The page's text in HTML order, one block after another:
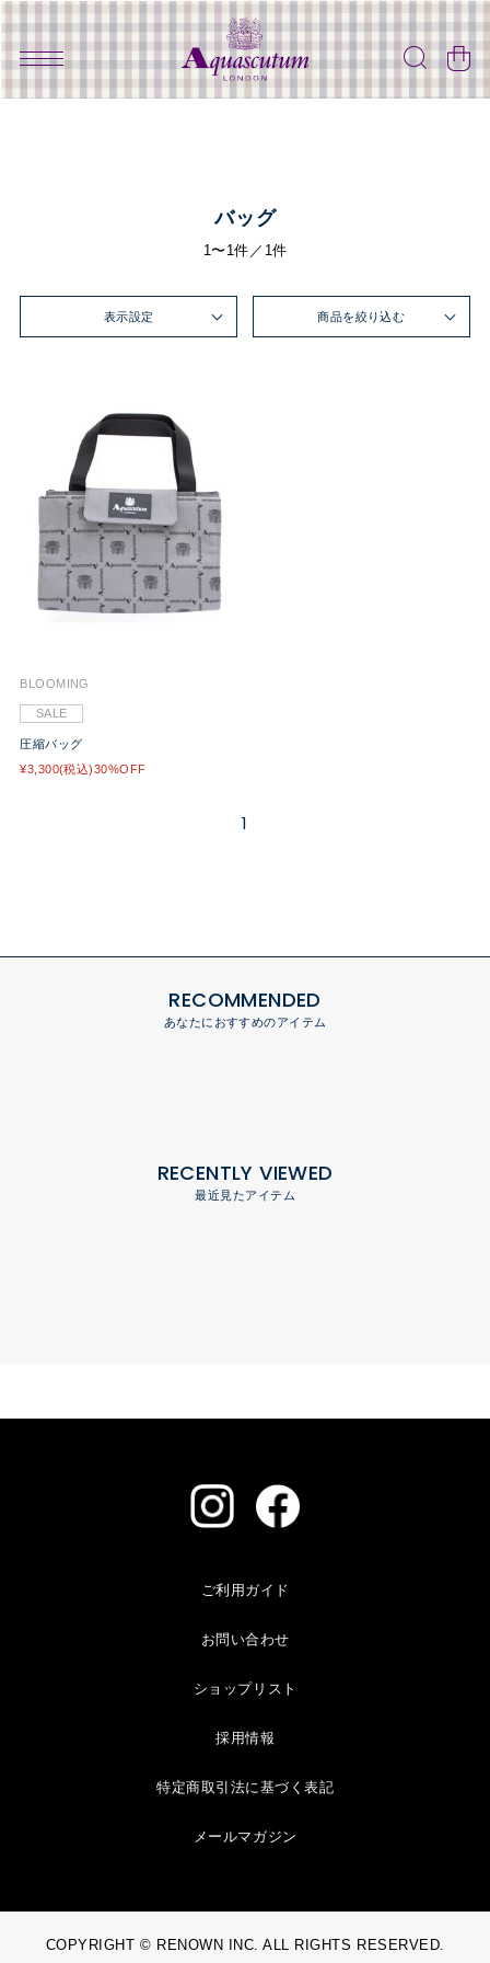
バッグ
1〜1件／1件
表示設定 商品を絞り込む
BLOOMING
SALE
圧縮バッグ
¥3,300(税込)30%OFF
1
RECOMMENDED
あなたにおすすめのアイテム
RECENTLY VIEWED
最近見たアイテム
ご利用ガイド
お問い合わせ
ショップリスト
採用情報
特定商取引法に基づく表記
メールマガジン
COPYRIGHT © RENOWN INC. ALL RIGHTS RESERVED.